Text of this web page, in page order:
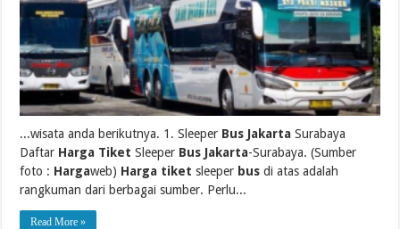
...wisata anda berikutnya. 1. Sleeper Bus Jakarta Surabaya
Daftar Harga Tiket Sleeper Bus Jakarta-Surabaya. (Sumber
foto : Hargaweb) Harga tiket sleeper bus di atas adalah
rangkuman dari berbagai sumber. Perlu...
Read More »